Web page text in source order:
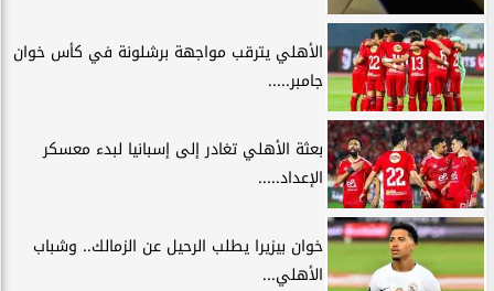
الأهلي يترقب مواجهة برشلونة في كأس خوان
جامبر.....
بعثة الأهلي تغادر إلى إسبانيا لبدء معسكر
الإعداد.....
خوان بيزيرا يطلب الرحيل عن الزمالك.. وشباب
الأهلي...